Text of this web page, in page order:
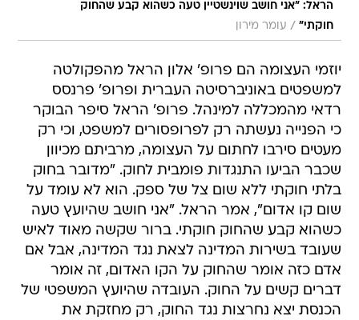
הראל: "אני חושב שוינשטיין טעה כשהוא קבע שהחוק
חוקתי" / עומר מירון
יוזמי העצומה הם פרופ' אלון הראל מהפקולטה
למשפטים באוניברסיטה העברית ופרופ' פרנסס
רדאי מהמכללה למינהל. פרופ' הראל סיפר הבוקר
כי הפנייה נעשתה רק לפרופסורים למשפט, וכי רק
מעטים סירבו לחתום על העצומה, מרביתם מכיוון
שכבר הביעו התנגדות פומבית לחוק. "מדובר בחוק
בלתי חוקתי ללא שום צל של ספק. הוא לא עומד על
שום קו אדום", אמר הראל. "אני חושב שהיועץ טעה
כשהוא קבע שהחוק חוקתי. ברור שקשה מאוד לאיש
שעובד בשירות המדינה לצאת נגד המדינה, אבל אם
אדם כזה אומר שהחוק על הקו האדום, זה אומר
דברים קשים על החוק. העובדה שהיועץ המשפטי של
הכנסת יצא נחרצות נגד החוק, רק מחזקת את